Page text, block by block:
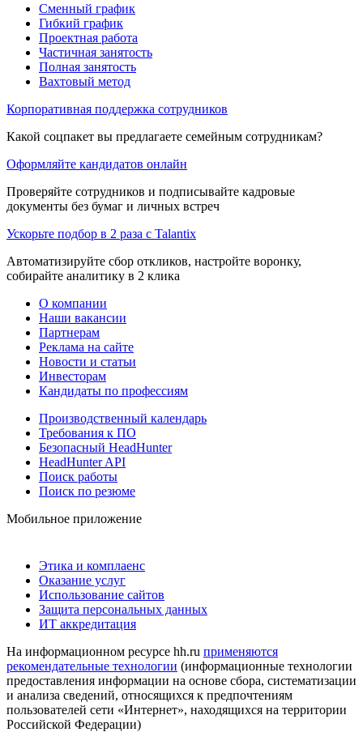
Сменный график
Гибкий график
Проектная работа
Частичная занятость
Полная занятость
Вахтовый метод
Корпоративная поддержка сотрудников
Какой соцпакет вы предлагаете семейным сотрудникам?
Оформляйте кандидатов онлайн
Проверяйте сотрудников и подписывайте кадровые
документы без бумаг и личных встреч
Ускорьте подбор в 2 раза с Talantix
Автоматизируйте сбор откликов, настройте воронку,
собирайте аналитику в 2 клика
О компании
Наши вакансии
Партнерам
Реклама на сайте
Новости и статьи
Инвесторам
Кандидаты по профессиям
Производственный календарь
Требования к ПО
Безопасный HeadHunter
HeadHunter API
Поиск работы
Поиск по резюме
Мобильное приложение
Этика и комплаенс
Оказание услуг
Использование сайтов
Защита персональных данных
ИТ аккредитация
На информационном ресурсе hh.ru применяются
рекомендательные технологии (информационные технологии
предоставления информации на основе сбора, систематизации
и анализа сведений, относящихся к предпочтениям
пользователей сети «Интернет», находящихся на территории
Российской Федерации)